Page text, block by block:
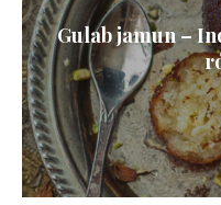
Gulab jamun –